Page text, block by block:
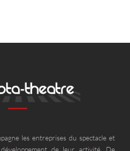
les entreprises du spectacle et
de leur activité. De